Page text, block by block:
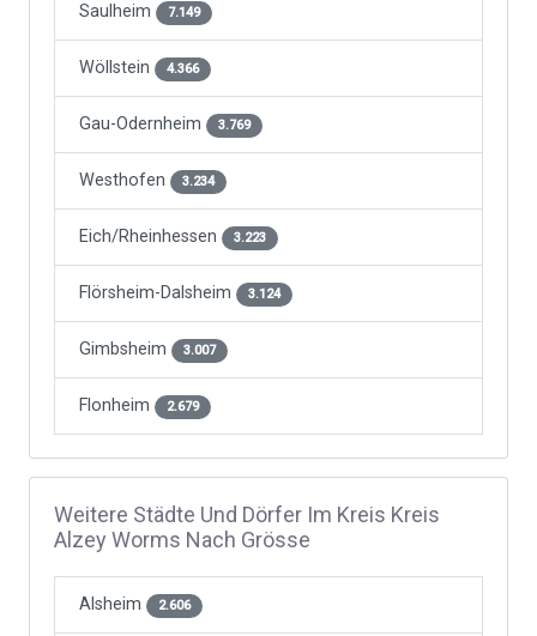
Saulheim 7.149
Wöllstein 4.366
Gau-Odernheim 3.769
Westhofen 3.234
Eich/Rheinhessen 3.223
Flörsheim-Dalsheim 3.124
Gimbsheim 3.007
Flonheim 2.679
Weitere Städte Und Dörfer Im Kreis Kreis
Alzey Worms Nach Grösse
Alsheim 2.606